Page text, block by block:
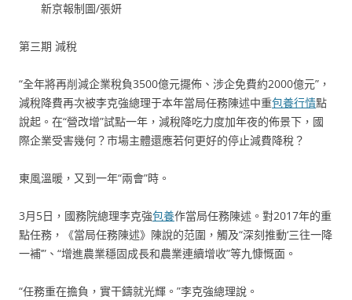
新京報制圖/張妍
第三期 減稅
“全年將再削減企業稅負3500億元擺佈、涉企免費約2000億元”，
減稅降費再次被李克強總理于本年當局任務陳述中重包養行情點
說起。在“營改增”試點一年，減稅降吃力度加年夜的佈景下，國
際企業受害幾何？市場主體還應若何更好的停止減費降稅？
東風溫暖，又到一年“兩會”時。
3月5日，國務院總理李克強包養作當局任務陳述。對2017年的重
點任務，《當局任務陳述》陳說的范圍，觸及“深刻推動‘三往一降
一補’”、“增進農業穩固成長和農業連續增收”等九慷慨面。
“任務重在擔負，實干鑄就光輝。”李克強總理說。